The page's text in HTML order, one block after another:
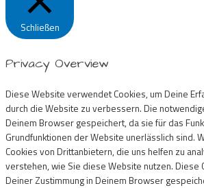
Schließen
Privacy Overview
Diese Website verwendet Cookies, um Deine
durch die Website zu verbessern. Die
Deinem Browser gespeichert, da sie für das
Grundfunktionen der Website unerlässlich sind.
Cookies von Drittanbietern, die uns helfen zu
verstehen, wie Sie diese Website nutzen. Diese
Deiner Zustimmung in Deinem Browser